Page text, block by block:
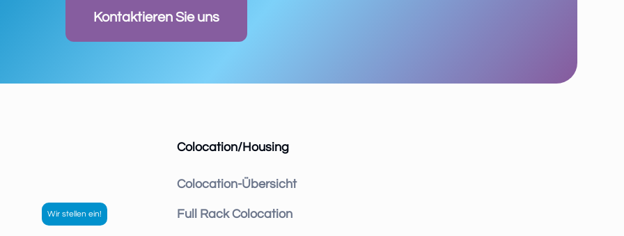
Kontaktieren Sie uns
Colocation/Housing
Colocation-Übersicht
Full Rack Colocation